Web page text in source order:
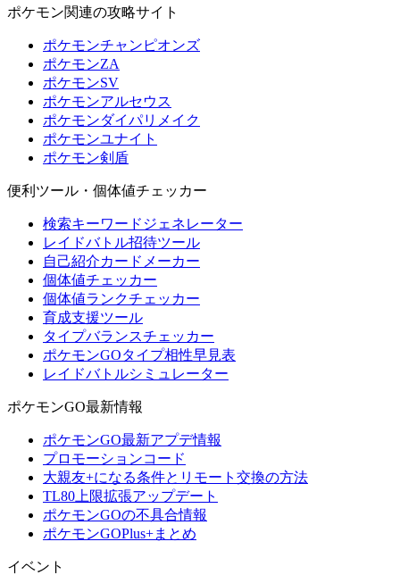
ポケモン関連の攻略サイト
ポケモンチャンピオンズ
ポケモンZA
ポケモンSV
ポケモンアルセウス
ポケモンダイパリメイク
ポケモンユナイト
ポケモン剣盾
便利ツール・個体値チェッカー
検索キーワードジェネレーター
レイドバトル招待ツール
自己紹介カードメーカー
個体値チェッカー
個体値ランクチェッカー
育成支援ツール
タイプバランスチェッカー
ポケモンGOタイプ相性早見表
レイドバトルシミュレーター
ポケモンGO最新情報
ポケモンGO最新アプデ情報
プロモーションコード
大親友+になる条件とリモート交換の方法
TL80上限拡張アップデート
ポケモンGOの不具合情報
ポケモンGOPlus+まとめ
イベント